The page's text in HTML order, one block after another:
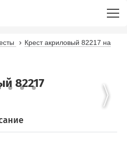
Крест акриловый 82217 на
82217